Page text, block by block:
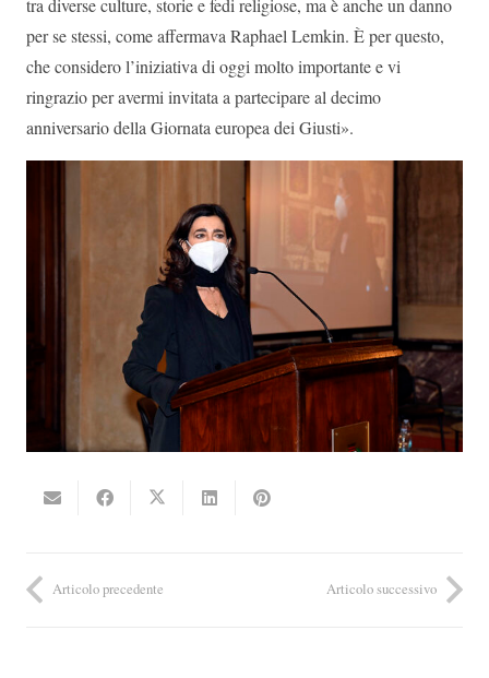
tra diverse culture, storie e fedi religiose, ma è anche un danno
per se stessi, come affermava Raphael Lemkin. È per questo,
che considero l’iniziativa di oggi molto importante e vi
ringrazio per avermi invitata a partecipare al decimo
anniversario della Giornata europea dei Giusti».
Articolo precedente Articolo successivo